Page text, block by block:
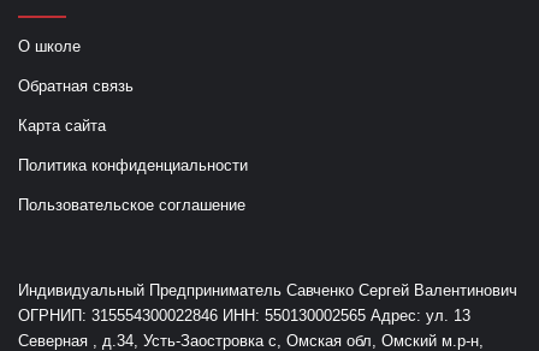
О школе
Обратная связь
Карта сайта
Политика конфиденциальности
Пользовательское соглашение
Индивидуальный Предприниматель Савченко Сергей Валентинович
ОГРНИП: 315554300022846 ИНН: 550130002565 Адрес: ул. 13
Северная , д.34, Усть-Заостровка с, Омская обл, Омский м.р-н,